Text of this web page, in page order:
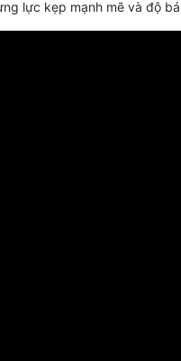
lực kẹp mạnh mẽ và độ